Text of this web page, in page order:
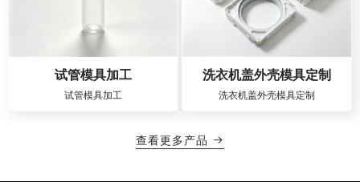
试管模具加工
试管模具加工
洗衣机盖外壳模具定制
洗衣机盖外壳模具定制
查看更多产品 